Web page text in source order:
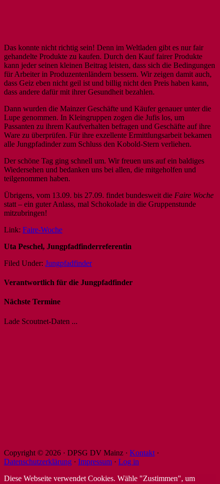
Das konnte nicht richtig sein! Denn im Weltladen gibt es nur fair
gehandelte Produkte zu kaufen. Durch den Kauf fairer Produkte
kann jeder seinen kleinen Beitrag leisten, dass sich die Bedingungen
für Arbeiter in Produzentenländern bessern. Wir zeigen damit auch,
dass Geiz eben nicht geil ist und billig nicht den Preis haben kann,
dass andere dafür mit ihrer Gesundheit bezahlen.
Dann wurden die Mainzer Geschäfte und Käufer genauer unter die
Lupe genommen. In Kleingruppen zogen die Jufis los, um
Passanten zu ihrem Kaufverhalten befragen und Geschäfte auf ihre
Ware zu überprüfen. Für ihre exzellente Ermittlungsarbeit bekamen
alle Jungpfadinder zum Schluss den Kobold-Stern verliehen.
Der schöne Tag ging schnell um. Wir freuen uns auf ein baldiges
Wiedersehen und bedanken uns bei allen, die mitgeholfen und
teilgenommen haben.
Übrigens, vom 13.09. bis 27.09. findet bundesweit die Faire Woche
statt – ein guter Anlass, mal Schokolade in die Gruppenstunde
mitzubringen!
Link: Faire-Woche
Uta Peschel, Jungpfadfinderreferentin
Filed Under: Jungpfadfinder
Verantwortlich für die Jungpfadfinder
Nächste Termine
Lade Scoutnet-Daten ...
Copyright © 2026 · DPSG DV Mainz · Kontakt ·
Datenschutzerklärung · Impressum · Log in
Diese Webseite verwendet Cookies. Wähle "Zustimmen", um